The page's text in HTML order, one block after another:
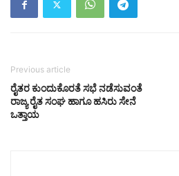
Previous article
ರೈತರ ಕುಂದುಕೊರತೆ ಸಭೆ ನಡೆಸುವಂತೆ
ರಾಜ್ಯ ರೈತ ಸಂಘ ಹಾಗೂ ಹಸಿರು ಸೇನೆ
ಒತ್ತಾಯ